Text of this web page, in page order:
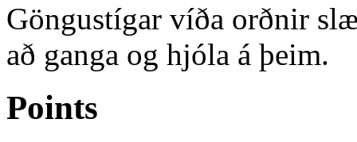
Göngustígar víða orðnir
að ganga og hjóla á þeim.
Points